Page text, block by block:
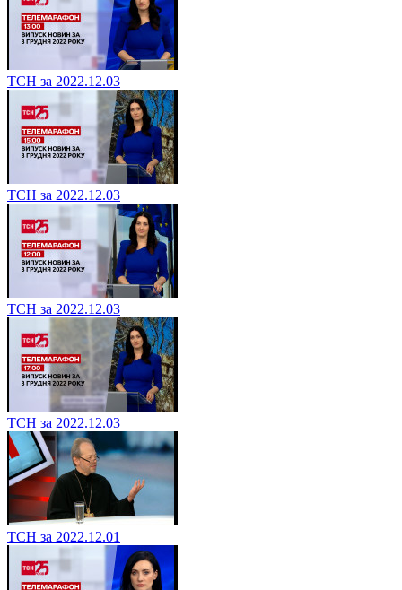
ТСН за 2022.12.03
ТСН за 2022.12.03
ТСН за 2022.12.03
ТСН за 2022.12.03
ТСН за 2022.12.01